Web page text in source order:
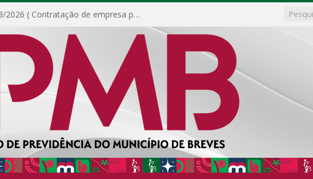
DISPENSA DE LICITAÇÃO Nº 003/2026 ( Contratação de empresa para fornecimento de gêneros alimentícios não perecíveis, materiais de expediente, descartáveis, copa e cozinha, para análise e posterior publicação.)